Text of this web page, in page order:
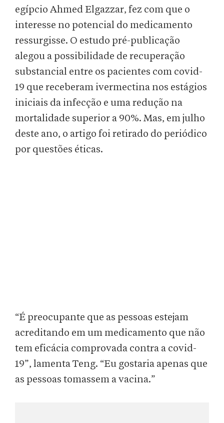
egípcio Ahmed Elgazzar, fez com que o
interesse no potencial do medicamento
ressurgisse. O estudo pré-publicação
alegou a possibilidade de recuperação
substancial entre os pacientes com covid-
19 que receberam ivermectina nos estágios
iniciais da infecção e uma redução na
mortalidade superior a 90%. Mas, em julho
deste ano, o artigo foi retirado do periódico
por questões éticas.
“É preocupante que as pessoas estejam
acreditando em um medicamento que não
tem eficácia comprovada contra a covid-
19”, lamenta Teng. “Eu gostaria apenas que
as pessoas tomassem a vacina.”